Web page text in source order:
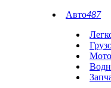
Авто487